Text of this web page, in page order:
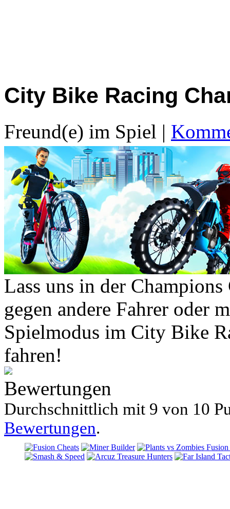
City Bike Racing
Freund(e) im Spiel |
Lass uns in der
gegen andere Fahrer oder
Spielmodus im City Bike
fahren!
Bewertungen
Durchschnittlich mit 9 von 10
Bewertungen.